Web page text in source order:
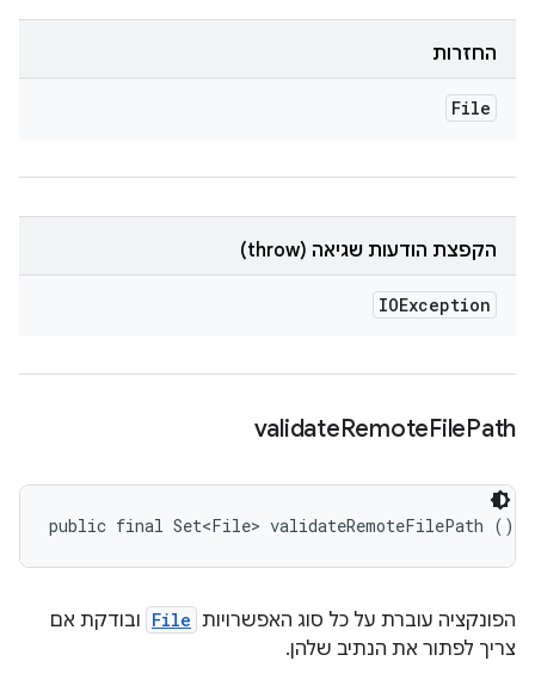
החזרות
File
הקפצת הודעות שגיאה (throw)
IOException
validateRemoteFilePath
public final Set<File> validateRemoteFilePath ()
הפונקציה עוברת על כל סוג האפשרויות File ובודקת אם
צריך לפתור את הנתיב שלהן.